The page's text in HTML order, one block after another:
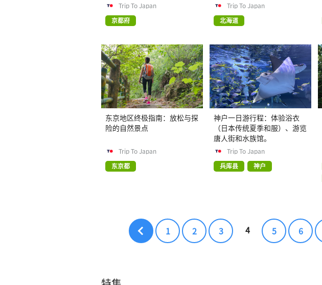
Trip To Japan
京都府
Trip To Japan
北海道
东京地区终极指南：放松与探
险的自然景点
Trip To Japan
东京都
神户一日游行程：体验浴衣
（日本传统夏季和服）、游览
唐人街和水族馆。
Trip To Japan
兵库县
神户
1 2 3 4 5 6